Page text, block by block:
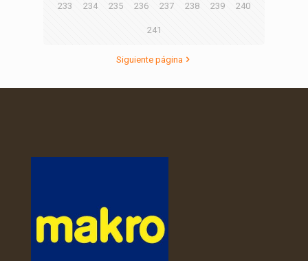
233 234 235 236 237 238 239 240
241
Siguiente página